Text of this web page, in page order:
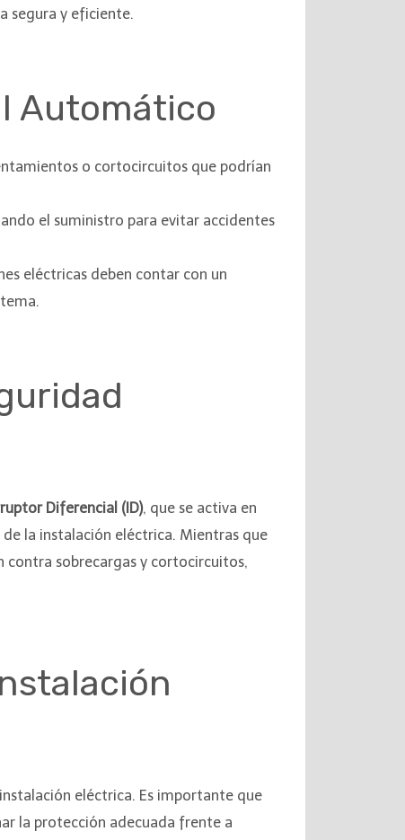
segura y eficiente.
Automático
o cortocircuitos que podrían
el suministro para evitar accidentes
eléctricas deben contar con un
Diferencial (ID), que se activa en
la instalación eléctrica. Mientras que
sobrecargas y cortocircuitos,
eléctrica. Es importante que
la protección adecuada frente a